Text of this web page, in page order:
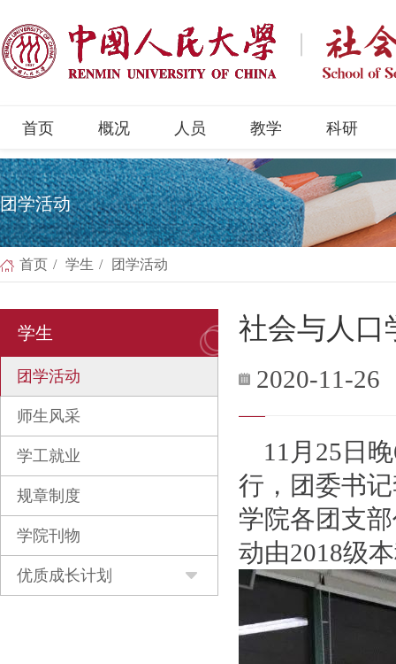
首页 概况 人员 教学 科研
团学活动
首页 / 学生 / 团学活动
学生
团学活动
师生风采
学工就业
规章制度
学院刊物
优质成长计划
社会与人口
2020-11-26
11月25日
行，团委书
学院各团支
动由2018级